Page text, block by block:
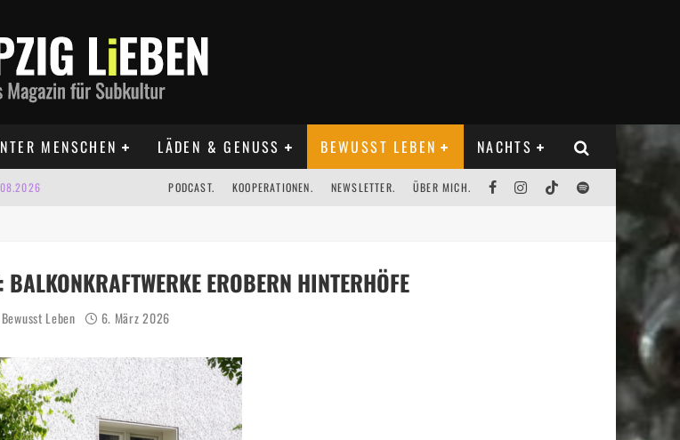
MENSCHEN LÄDEN & GENUSS BEWUSST LEBEN NACHTS
PODCAST. KOOPERATIONEN. NEWSLETTER. ÜBER MICH.
EROBERN HINTERHÖFE
Bewusst Leben 6. März 2026